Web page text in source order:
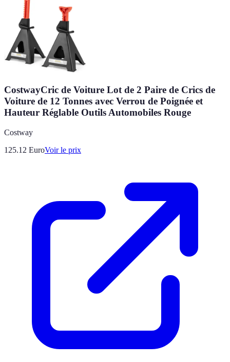
CostwayCric de Voiture Lot de 2 Paire de Crics de
Voiture de 12 Tonnes avec Verrou de Poignée et
Hauteur Réglable Outils Automobiles Rouge
Costway
125.12 EuroVoir le prix